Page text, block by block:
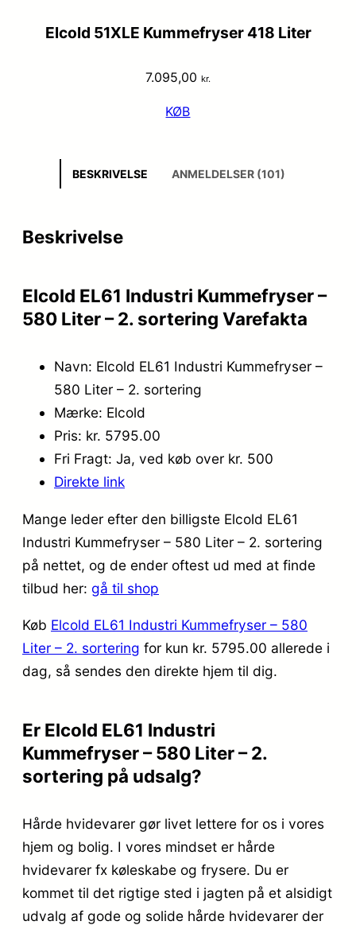
Elcold 51XLE Kummefryser 418 Liter
7.095,00 kr.
KØB
BESKRIVELSE ANMELDELSER (101)
Beskrivelse
Elcold EL61 Industri Kummefryser –
580 Liter – 2. sortering Varefakta
Navn: Elcold EL61 Industri Kummefryser –
580 Liter – 2. sortering
Mærke: Elcold
Pris: kr. 5795.00
Fri Fragt: Ja, ved køb over kr. 500
Direkte link
Mange leder efter den billigste Elcold EL61
Industri Kummefryser – 580 Liter – 2. sortering
på nettet, og de ender oftest ud med at finde
tilbud her: gå til shop
Køb Elcold EL61 Industri Kummefryser – 580
Liter – 2. sortering for kun kr. 5795.00 allerede i
dag, så sendes den direkte hjem til dig.
Er Elcold EL61 Industri
Kummefryser – 580 Liter – 2.
sortering på udsalg?
Hårde hvidevarer gør livet lettere for os i vores
hjem og bolig. I vores mindset er hårde
hvidevarer fx køleskabe og frysere. Du er
kommet til det rigtige sted i jagten på et alsidigt
udvalg af gode og solide hårde hvidevarer der